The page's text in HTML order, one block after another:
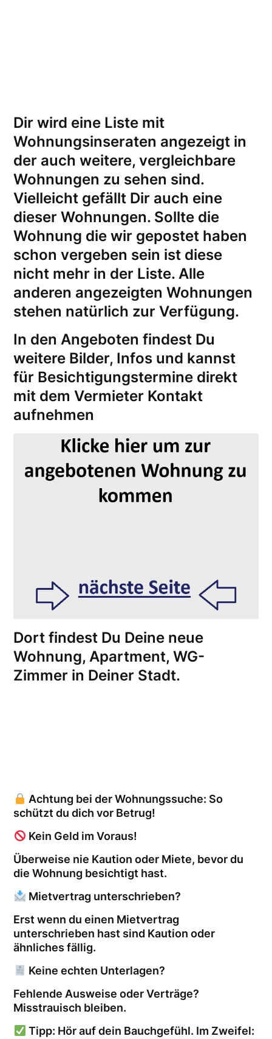
Dir wird eine Liste mit
Wohnungsinseraten angezeigt in
der auch weitere, vergleichbare
Wohnungen zu sehen sind.
Vielleicht gefällt Dir auch eine
dieser Wohnungen. Sollte die
Wohnung die wir gepostet haben
schon vergeben sein ist diese
nicht mehr in der Liste. Alle
anderen angezeigten Wohnungen
stehen natürlich zur Verfügung.
In den Angeboten findest Du
weitere Bilder, Infos und kannst
für Besichtigungstermine direkt
mit dem Vermieter Kontakt
aufnehmen
Dort findest Du Deine neue
Wohnung, Apartment, WG-
Zimmer in Deiner Stadt.
Achtung bei der Wohnungssuche: So
schützt du dich vor Betrug!
Kein Geld im Voraus!
Überweise nie Kaution oder Miete, bevor du
die Wohnung besichtigt hast.
Mietvertrag unterschrieben?
Erst wenn du einen Mietvertrag
unterschrieben hast sind Kaution oder
ähnliches fällig.
Keine echten Unterlagen?
Fehlende Ausweise oder Verträge?
Misstrauisch bleiben.
Tipp: Hör auf dein Bauchgefühl. Im Zweifel: